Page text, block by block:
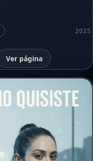
2025
Ver página